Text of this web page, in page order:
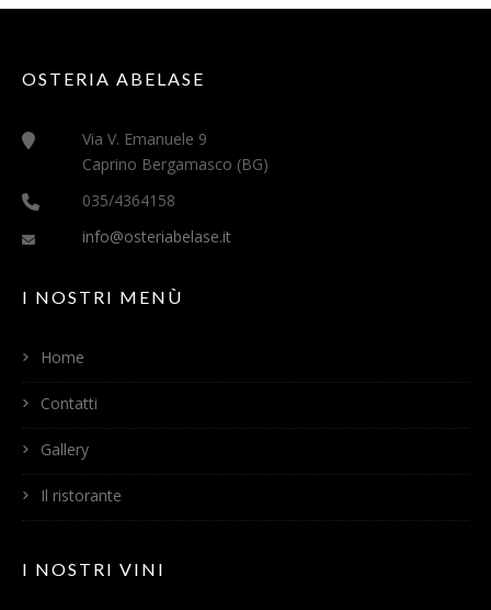
OSTERIA ABELASE
Via V. Emanuele 9
Caprino Bergamasco (BG)
035/4364158
info@osteriabelase.it
I NOSTRI MENÙ
Home
Contatti
Gallery
Il ristorante
I NOSTRI VINI